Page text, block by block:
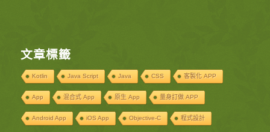
文章標籤
Kotlin Java Script Java CSS 客製化 APP
App 混合式 App 原生 App 量身訂做 APP
Android App iOS App Objective-C 程式設計